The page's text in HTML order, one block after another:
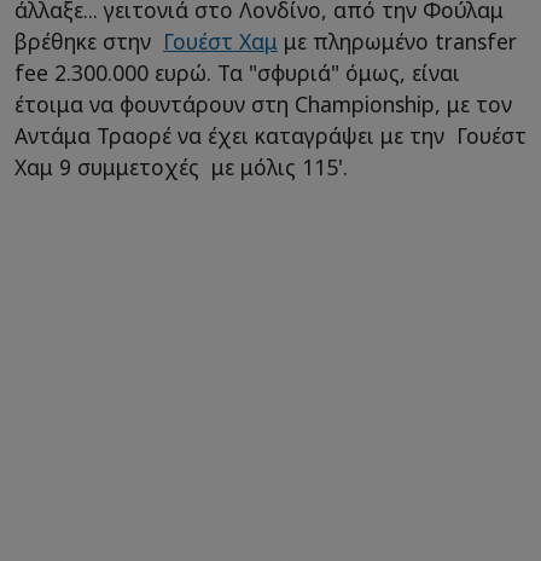
άλλαξε... γειτονιά στο Λονδίνο, από την Φούλαμ
βρέθηκε στην Γουέστ Χαμ με πληρωμένο transfer
fee 2.300.000 ευρώ. Τα "σφυριά" όμως, είναι
έτοιμα να φουντάρουν στη Championship, με τον
Αντάμα Τραορέ να έχει καταγράψει με την Γουέστ
Χαμ 9 συμμετοχές με μόλις 115'.